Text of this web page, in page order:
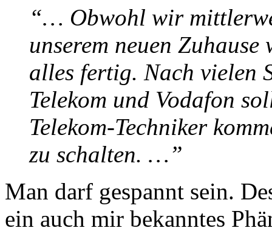
“… Obwohl wir
unserem neuen
alles fertig. Nach vielen
Telekom und Vodafon
Telekom-Techniker
zu schalten. …”
Man darf gespannt sein.
ein auch mir bekanntes